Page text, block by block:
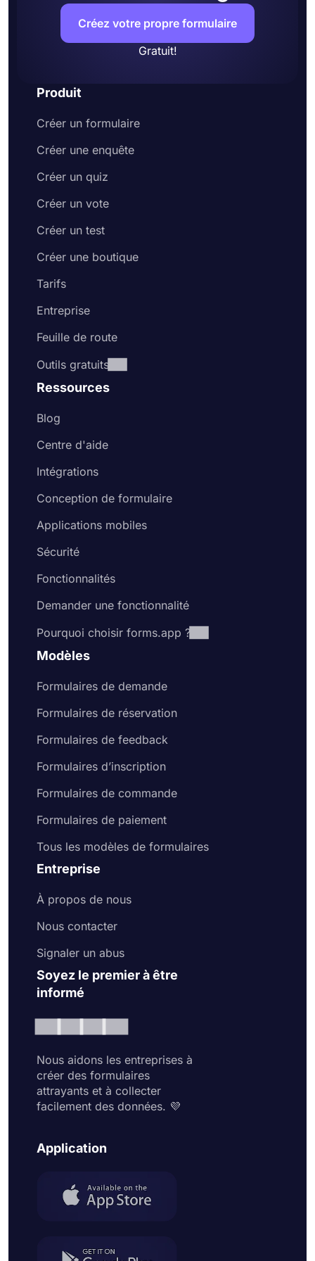
Créez votre propre formulaire
Gratuit!
Produit
Créer un formulaire
Créer une enquête
Créer un quiz
Créer un vote
Créer un test
Créer une boutique
Tarifs
Entreprise
Feuille de route
Outils gratuits
Ressources
Blog
Centre d'aide
Intégrations
Conception de formulaire
Applications mobiles
Sécurité
Fonctionnalités
Demander une fonctionnalité
Pourquoi choisir forms.app ?
Modèles
Formulaires de demande
Formulaires de réservation
Formulaires de feedback
Formulaires d’inscription
Formulaires de commande
Formulaires de paiement
Tous les modèles de formulaires
Entreprise
À propos de nous
Nous contacter
Signaler un abus
Soyez le premier à être
informé
Nous aidons les entreprises à
créer des formulaires
attrayants et à collecter
facilement des données. 💜
Application